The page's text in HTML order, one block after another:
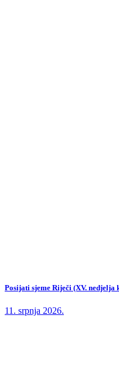
Posijati sjeme Riječi (XV.
11. srpnja 2026.